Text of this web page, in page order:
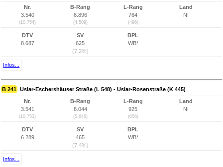
Nr.
3.540
(10.754)
B-Rang
6.896
(4.509)
L-Rang
764
(496)
Land
NI
DTV
8.687
SV
625
(7,2%)
BPL
WB*
Infos...
B 241 Uslar-Eschershäuser Straße (L 548) - Uslar-Rosenstraße (K 445)
Nr.
3.541
(10.753)
B-Rang
8.044
(5.646)
L-Rang
925
(656)
Land
NI
DTV
6.289
SV
465
(7,4%)
BPL
WB*
Infos...